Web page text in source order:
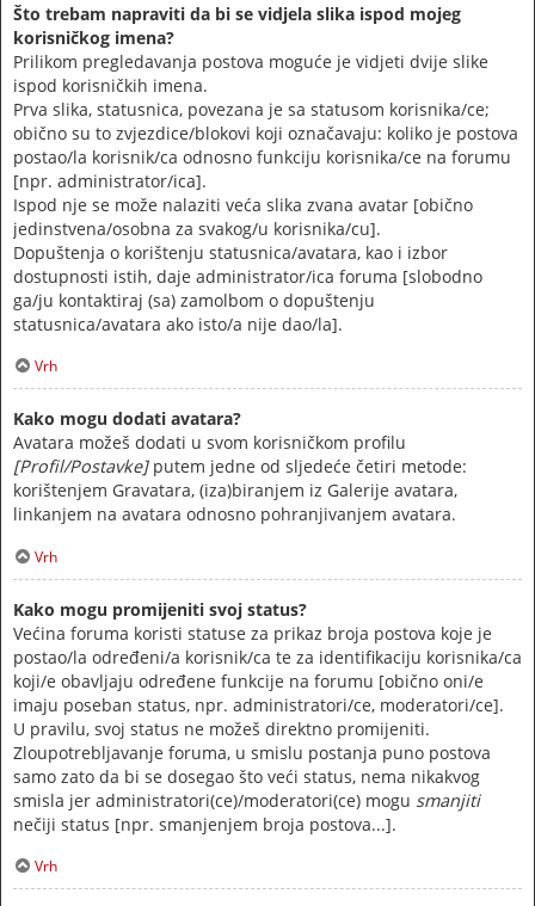
Što trebam napraviti da bi se vidjela slika ispod mojeg
korisničkog imena?
Prilikom pregledavanja postova moguće je vidjeti dvije slike
ispod korisničkih imena.
Prva slika, statusnica, povezana je sa statusom korisnika/ce;
obično su to zvjezdice/blokovi koji označavaju: koliko je postova
postao/la korisnik/ca odnosno funkciju korisnika/ce na forumu
[npr. administrator/ica].
Ispod nje se može nalaziti veća slika zvana avatar [obično
jedinstvena/osobna za svakog/u korisnika/cu].
Dopuštenja o korištenju statusnica/avatara, kao i izbor
dostupnosti istih, daje administrator/ica foruma [slobodno
ga/ju kontaktiraj (sa) zamolbom o dopuštenju
statusnica/avatara ako isto/a nije dao/la].
Vrh
Kako mogu dodati avatara?
Avatara možeš dodati u svom korisničkom profilu
[Profil/Postavke]putem jedne od sljedeće četiri metode:
korištenjem Gravatara, (iza)biranjem iz Galerije avatara,
linkanjem na avatara odnosno pohranjivanjem avatara.
Vrh
Kako mogu promijeniti svoj status?
Većina foruma koristi statuse za prikaz broja postova koje je
postao/la određeni/a korisnik/ca te za identifikaciju korisnika/ca
koji/e obavljaju određene funkcije na forumu [obično oni/e
imaju poseban status, npr. administratori/ce, moderatori/ce].
U pravilu, svoj status ne možeš direktno promijeniti.
Zloupotrebljavanje foruma, u smislu postanja puno postova
samo zato da bi se dosegao što veći status, nema nikakvog
smisla jer administratori(ce)/moderatori(ce) mogu smanjiti
nečiji status [npr. smanjenjem broja postova...].
Vrh